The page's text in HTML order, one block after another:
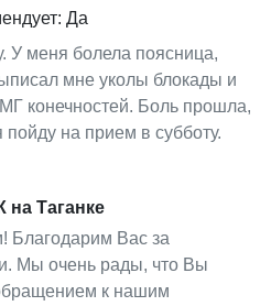
Да
У меня болела поясница,
мне уколы блокады и
конечностей. Боль прошла,
на прием в субботу.
Таганке
Благодарим Вас за
Мы очень рады, что Вы
к нашим